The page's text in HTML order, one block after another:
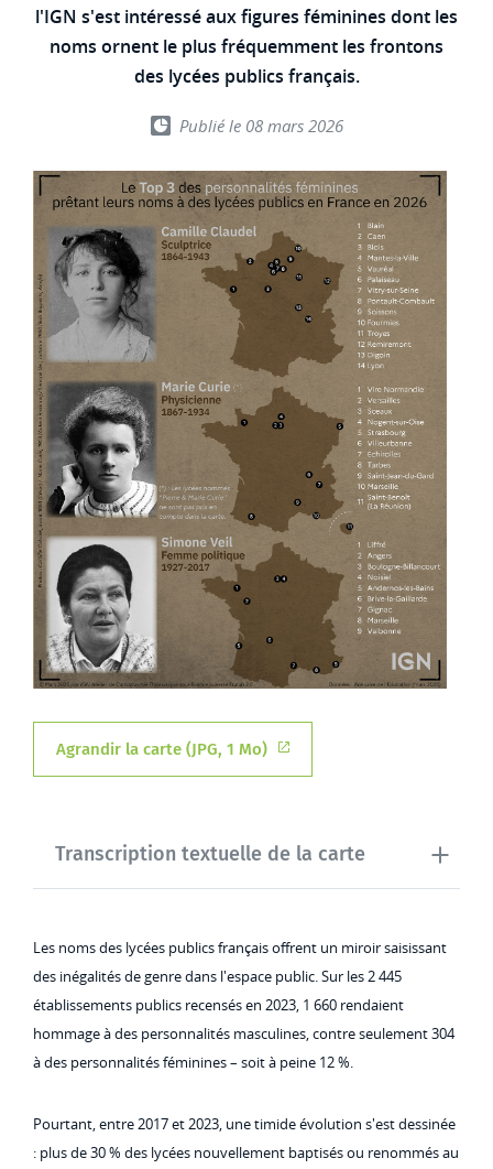
l'IGN s'est intéressé aux figures féminines dont les
noms ornent le plus fréquemment les frontons
des lycées publics français.
Publié le 08 mars 2026
Agrandir la carte (JPG, 1 Mo)
Transcription textuelle de la carte
Les noms des lycées publics français offrent un miroir saisissant
des inégalités de genre dans l'espace public. Sur les 2 445
établissements publics recensés en 2023, 1 660 rendaient
hommage à des personnalités masculines, contre seulement 304
à des personnalités féminines – soit à peine 12 %.
Pourtant, entre 2017 et 2023, une timide évolution s'est dessinée
: plus de 30 % des lycées nouvellement baptisés ou renommés au